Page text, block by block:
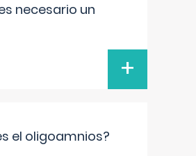
necesario un
+
el oligoamnios?